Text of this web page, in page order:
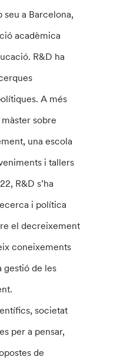
a Barcelona,
acadèmica
R&D ha
A més
sobre
una escola
i tallers
R&D s’ha
i política
el decreixement
coneixements
gestió de les
societat
per a pensar,
de